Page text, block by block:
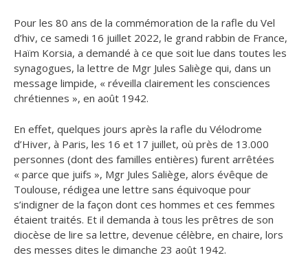
Pour les 80 ans de la commémoration de la rafle du Vel
d’hiv, ce samedi 16 juillet 2022, le grand rabbin de France,
Haïm Korsia, a demandé à ce que soit lue dans toutes les
synagogues, la lettre de Mgr Jules Saliège qui, dans un
message limpide, « réveilla clairement les consciences
chrétiennes », en août 1942.
En effet, quelques jours après la rafle du Vélodrome
d’Hiver, à Paris, les 16 et 17 juillet, où près de 13.000
personnes (dont des familles entières) furent arrêtées
« parce que juifs », Mgr Jules Saliège, alors évêque de
Toulouse, rédigea une lettre sans équivoque pour
s’indigner de la façon dont ces hommes et ces femmes
étaient traités. Et il demanda à tous les prêtres de son
diocèse de lire sa lettre, devenue célèbre, en chaire, lors
des messes dites le dimanche 23 août 1942.